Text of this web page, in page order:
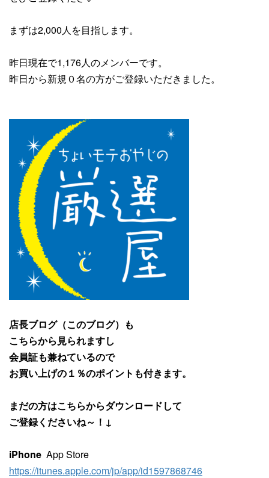
まずは2,000人を目指します。
昨日現在で1,176人のメンバーです。
昨日から新規０名の方がご登録いただきました。
店長ブログ（このブログ）も
こちらから見られますし
会員証も兼ねているので
お買い上げの１％のポイントも付きます。
まだの方はこちらからダウンロードして
ご登録くださいね～！↓
iPhone App Store
https://itunes.apple.com/jp/app/id1597868746